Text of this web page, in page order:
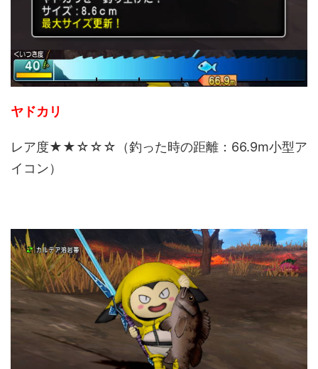
ヤドカリ
レア度★★☆☆☆（釣った時の距離：66.9m小型ア
イコン）